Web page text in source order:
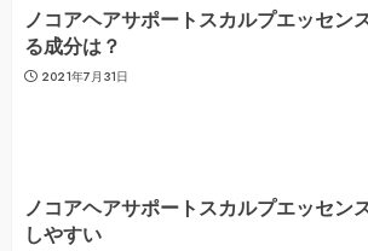
ノコアヘアサポートスカルプエッセン
る成分は？
2021年7月31日
ノコアヘアサポートスカルプエッセン
しやすい